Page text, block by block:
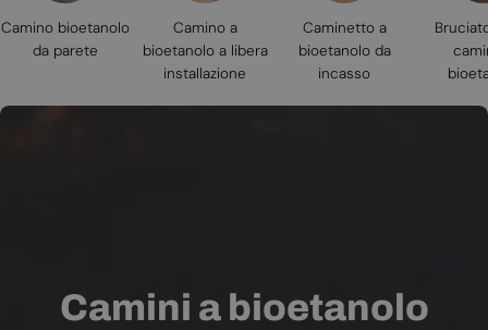
Camino bioetanolo
da parete
Camino a
bioetanolo a libera
installazione
Caminetto a
bioetanolo da
incasso
Camini a bioetanolo